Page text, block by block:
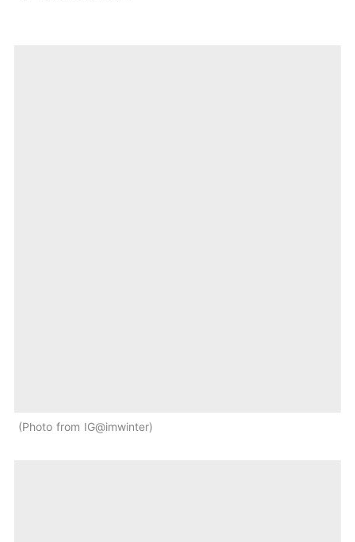
Photo from IG@imwinter